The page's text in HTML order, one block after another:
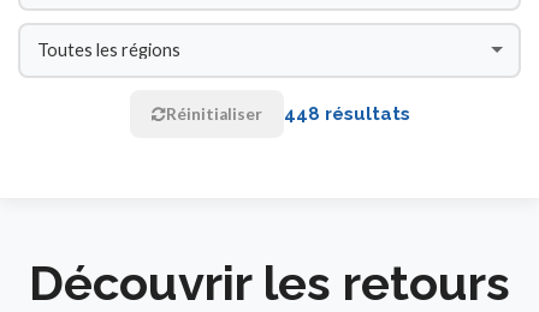
Réinitialiser 448 résultats
Découvrir les retours